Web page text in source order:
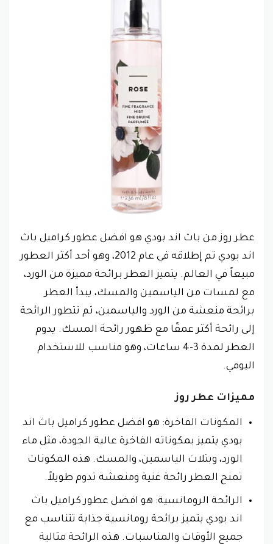
عطر روز من باث اند بودي هو افضل عطور كراميل باث
اند بودي تم إطلاقه في عام 2012، وهو أحد أكثر العطور
مبيعاً في العالم. يتميز العطر برائحة مميزة من الورد،
مع لمسات من الياسمين والمسك، يبدأ العطر
برائحة منعشة من الورد والياسمين، ثم تتطور الرائحة
إلى رائحة أكثر عمقًا مع ظهور رائحة المسك. يدوم
العطر لمدة 3-4 ساعات، وهو مناسب للاستخدام
اليومي.
مميزات عطر روز
المكونات الفاخرة: هو افضل عطور كراميل باث اند
بودي يتميز بمكوناته الفاخرة عالية الجودة، مثل ماء
الورد، وبتلات الياسمين، والمسك. هذه المكونات
تمنح العطر رائحة غنية ومنعشة تدوم طويلاً.
الرائحة الرومانسية: هو افضل عطور كراميل باث
اند بودي يتميز برائحة رومانسية جذابة تتناسب مع
جميع الأوقات والمناسبات. هذه الرائحة مثالية